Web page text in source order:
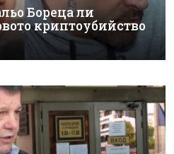
Бореца ли
криптоубийство